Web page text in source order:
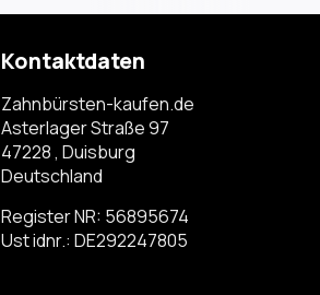
Kontaktdaten
Zahnbürsten-kaufen.de
Asterlager Straße 97
47228 , Duisburg
Deutschland
Register NR: 56895674
Ust idnr.: DE292247805